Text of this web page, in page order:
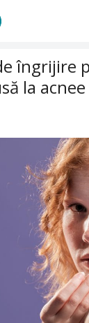
îngrijire
la acnee